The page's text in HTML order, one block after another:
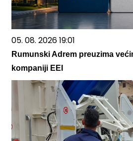
05. 08. 2026 19:01
Rumunski Adrem preuzima
kompaniji EEI